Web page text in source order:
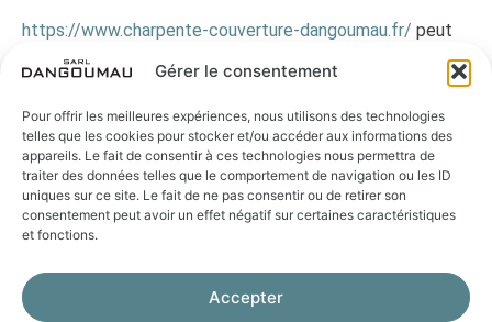
Gérer le consentement
Pour offrir les meilleures expériences, nous utilisons des technologies
telles que les cookies pour stocker et/ou accéder aux informations des
appareils. Le fait de consentir à ces technologies nous permettra de
traiter des données telles que le comportement de navigation ou les ID
uniques sur ce site. Le fait de ne pas consentir ou de retirer son
consentement peut avoir un effet négatif sur certaines caractéristiques
et fonctions.
Accepter
https://www.charpente-couverture-dangoumau.fr/ peut
employer occasionnellement des balises Internet
(également appelées « tags », ou balises d’action, GIF à
un pixel, GIF transparents, GIF invisibles et GIF un à un) et
les déployer par l’intermédiaire d’un partenaire spécialiste
d’analyses Web susceptible de se trouver (et donc de
stocker les informations correspondantes, y compris
l’adresse IP de l’Utilisateur) dans un pays étranger.
ligne permettant aux internautes d’accéder au Site, et sur
les différentes pages de celui-ci.